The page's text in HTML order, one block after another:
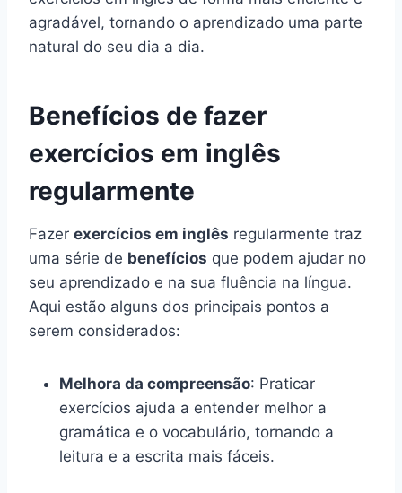
agradável, tornando o aprendizado uma parte
natural do seu dia a dia.
Benefícios de fazer
exercícios em inglês
regularmente
Fazer exercícios em inglês regularmente traz
uma série de benefícios que podem ajudar no
seu aprendizado e na sua fluência na língua.
Aqui estão alguns dos principais pontos a
serem considerados:
Melhora da compreensão: Praticar
exercícios ajuda a entender melhor a
gramática e o vocabulário, tornando a
leitura e a escrita mais fáceis.